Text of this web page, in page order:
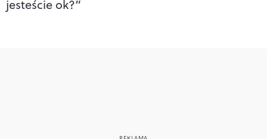
jesteście ok?”